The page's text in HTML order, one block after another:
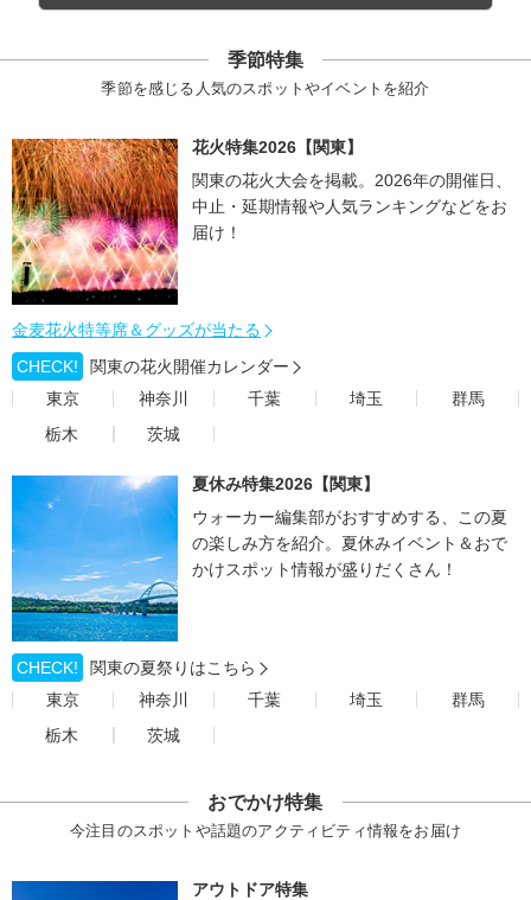
季節特集
季節を感じる人気のスポットやイベントを紹介
花火特集2026【関東】
関東の花火大会を掲載。2026年の開催日、
中止・延期情報や人気ランキングなどをお
届け！
金麦花火特等席＆グッズが当たる
CHECK!
関東の花火開催カレンダー
東京
神奈川 千葉 埼玉
群馬
栃木
茨城
夏休み特集2026【関東】
ウォーカー編集部がおすすめする、この夏
の楽しみ方を紹介。夏休みイベント＆おで
かけスポット情報が盛りだくさん！
CHECK!
関東の夏祭りはこちら
東京
神奈川 千葉 埼玉
群馬
栃木
茨城
おでかけ特集
今注目のスポットや話題のアクティビティ情報をお届け
アウトドア特集